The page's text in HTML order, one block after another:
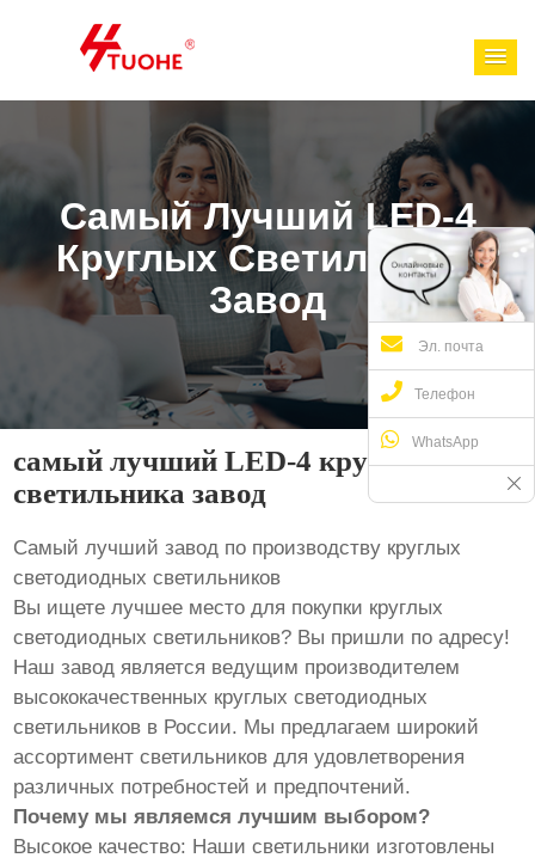
Самый Лучший LED-4
Круглых Светильника
Завод
самый лучший LED-4 круглых
светильника завод
Самый лучший завод по производству круглых
светодиодных светильников
Вы ищете лучшее место для покупки круглых
светодиодных светильников? Вы пришли по адресу!
Наш завод является ведущим производителем
высококачественных круглых светодиодных
светильников в России. Мы предлагаем широкий
ассортимент светильников для удовлетворения
различных потребностей и предпочтений.
Почему мы являемся лучшим выбором?
Высокое качество: Наши светильники изготовлены
Эл. почта
Телефон
WhatsApp